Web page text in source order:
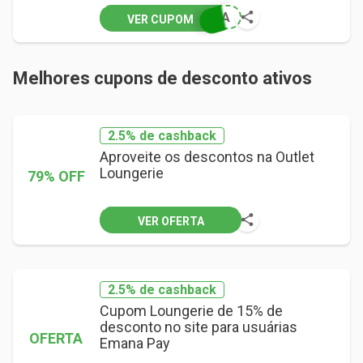
NDA
VER CUPOM
Melhores cupons de desconto ativos
79% OFF
2.5% de cashback
Aproveite os descontos na Outlet
Loungerie
VER OFERTA
OFERTA
2.5% de cashback
Cupom Loungerie de 15% de
desconto no site para usuárias
Emana Pay